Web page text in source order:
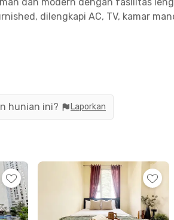
dilengkapi AC, TV, kamar
kost Jakarta Selatan ini
ini hanya 8 menit ke
Kuningan menjadi pilihan ideal
hunian ini? Laporkan